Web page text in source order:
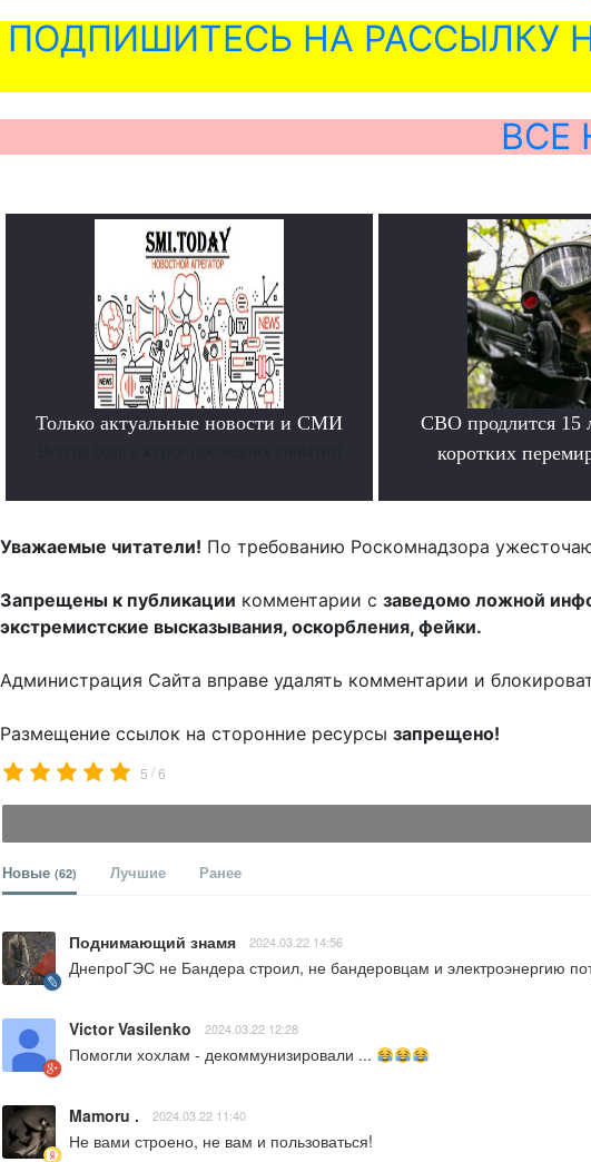
ПОДПИШИТЕСЬ НА РАССЫЛКУ
ВСЕ
Только актуальные новости и СМИ
СВО продлится 15
коротких
Уважаемые читатели! По требованию Роскомнадзора
Запрещены к публикации комментарии с заведомо ложной
экстремистские высказывания, оскорбления, фейки.
Администрация Сайта вправе удалять комментарии и
Размещение ссылок на сторонние ресурсы запрещено!
5 /6
Новые (62) Лучшие Ранее
Поднимающий знамя 2024.03.22 14:56
ДнепроГЭС не Бандера строил, не бандеровцам и электроэнергию
Victor Vasilenko 2024.03.22 12:28
Помогли хохлам - декоммунизировали ...
Mamoru . 2024.03.22 11:40
Не вами строено, не вам и пользоваться!